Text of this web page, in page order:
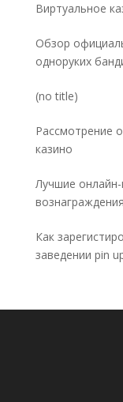
Виртуальное
Обзор
одноруких
(no title)Post
Рассмотрение
казино
Лучшие
Как
заведении pin